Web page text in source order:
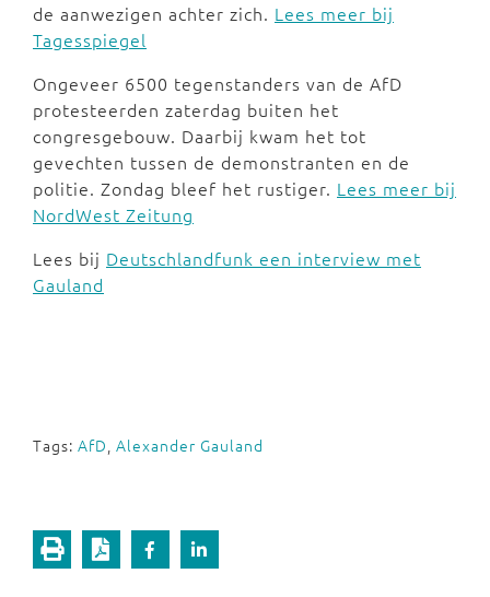
de aanwezigen achter zich. Lees meer bij
Tagesspiegel
Ongeveer 6500 tegenstanders van de AfD
protesteerden zaterdag buiten het
congresgebouw. Daarbij kwam het tot
gevechten tussen de demonstranten en de
politie. Zondag bleef het rustiger. Lees meer bij
NordWest Zeitung
Lees bij Deutschlandfunk een interview met
Gauland
Tags: AfD, Alexander Gauland